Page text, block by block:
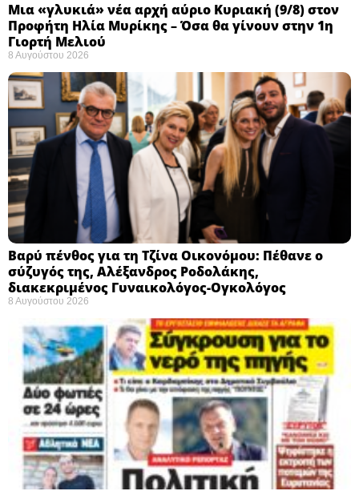
Μια «γλυκιά» νέα αρχή αύριο Κυριακή (9/8) στον
Προφήτη Ηλία Μυρίκης – Όσα θα γίνουν στην 1η
Γιορτή Μελιού
8 Αυγούστου 2026
Βαρύ πένθος για τη Τζίνα Οικονόμου: Πέθανε ο
σύζυγός της, Αλέξανδρος Ροδολάκης,
διακεκριμένος Γυναικολόγος-Ογκολόγος
8 Αυγούστου 2026